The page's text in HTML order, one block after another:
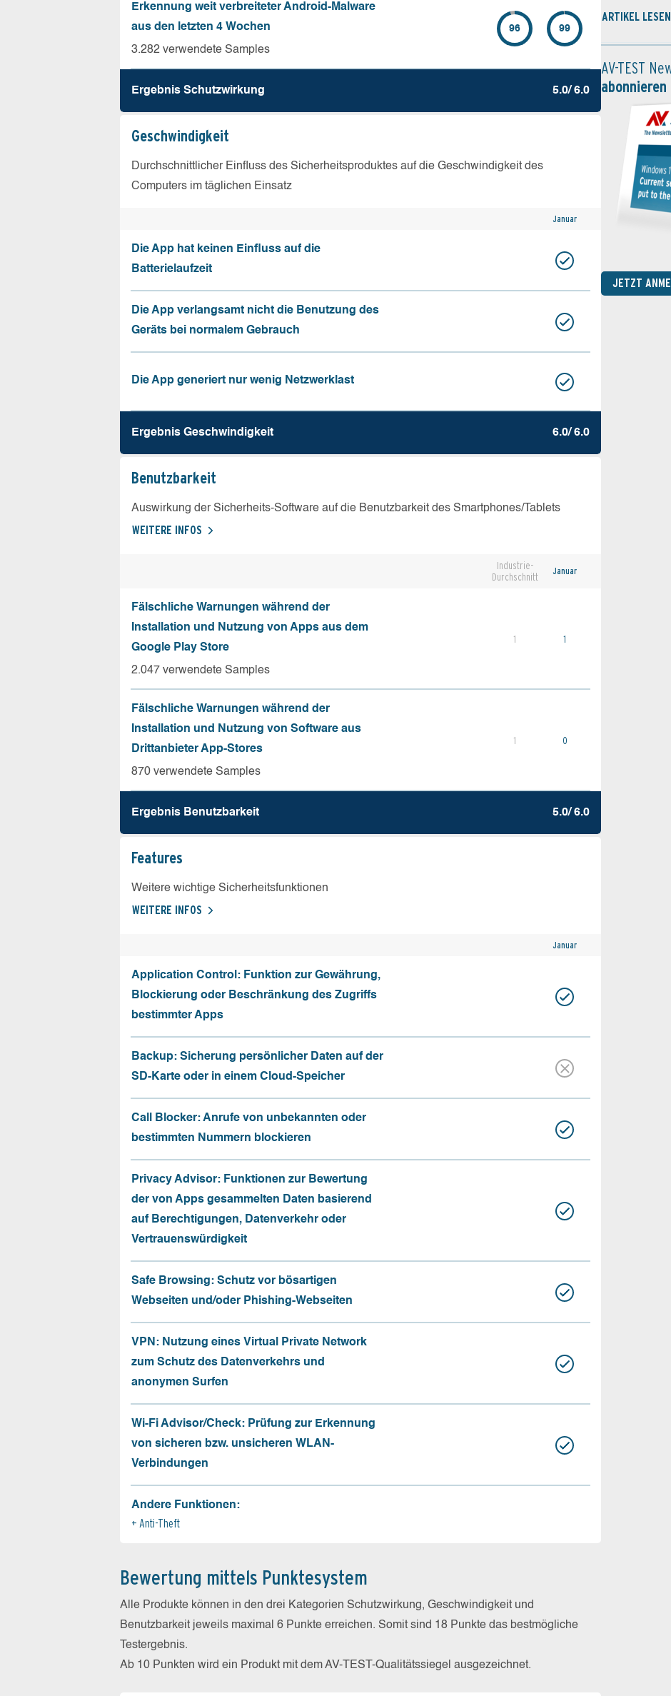
Erkennung weit verbreiteter Android-Malware
aus den letzten 4 Wochen
3.282 verwendete Samples
96 99
Ergebnis Schutz­wirkung 5.0/ 6.0
Geschw­indigkeit
Durchschnittlicher Einfluss des Sicherheitsproduktes auf die Geschwindigkeit des
Computers im täglichen Einsatz
Januar
Die App hat keinen Einfluss auf die
Batterielaufzeit
Die App verlangsamt nicht die Benutzung des
Geräts bei normalem Gebrauch
Die App generiert nur wenig Netzwerklast
Ergebnis Geschw­indigkeit 6.0/ 6.0
Benutz­barkeit
Auswirkung der Sicherheits-Software auf die Benutzbarkeit des Smartphones/Tablets
WEITERE INFOS
Industrie-
Durchschnitt
Januar
Fälschliche Warnungen während der
Installation und Nutzung von Apps aus dem
Google Play Store
2.047 verwendete Samples
1 1
Fälschliche Warnungen während der
Installation und Nutzung von Software aus
Drittanbieter App-Stores
870 verwendete Samples
1 0
Ergebnis Benutz­barkeit 5.0/ 6.0
Features
Weitere wichtige Sicherheitsfunktionen
WEITERE INFOS
Januar
Application Control: Funktion zur Gewährung,
Blockierung oder Beschränkung des Zugriffs
bestimmter Apps
Backup: Sicherung persönlicher Daten auf der
SD-Karte oder in einem Cloud-Speicher
Call Blocker: Anrufe von unbekannten oder
bestimmten Nummern blockieren
Privacy Advisor: Funktionen zur Bewertung
der von Apps gesammelten Daten basierend
auf Berechtigungen, Datenverkehr oder
Vertrauenswürdigkeit
Safe Browsing: Schutz vor bösartigen
Webseiten und/oder Phishing-Webseiten
VPN: Nutzung eines Virtual Private Network
zum Schutz des Datenverkehrs und
anonymen Surfen
Wi-Fi Advisor/Check: Prüfung zur Erkennung
von sicheren bzw. unsicheren WLAN-
Verbindungen
Andere Funktionen:
Anti-Theft
Bewertung mittels Punktesystem
Alle Produkte können in den drei Kategorien Schutzwirkung, Geschwindigkeit und
Benutzbarkeit jeweils maximal 6 Punkte erreichen. Somit sind 18 Punkte das bestmögliche
Testergebnis.
Ab 10 Punkten wird ein Produkt mit dem AV-TEST-Qualitätssiegel ausgezeichnet.
ARTIKEL LESEN
AV-TEST
abonnieren
JETZT